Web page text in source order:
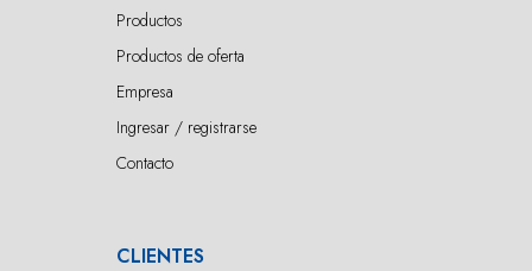
Productos
Productos de oferta
Empresa
Ingresar / registrarse
Contacto
CLIENTES